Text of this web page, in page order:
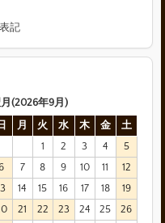
記
(2026年9月)
月 火 水 木 金
土
1
2 3 4
5
7 8 9 10 11
12
14 15 16 17 18
19
21 22 23 24 25
26